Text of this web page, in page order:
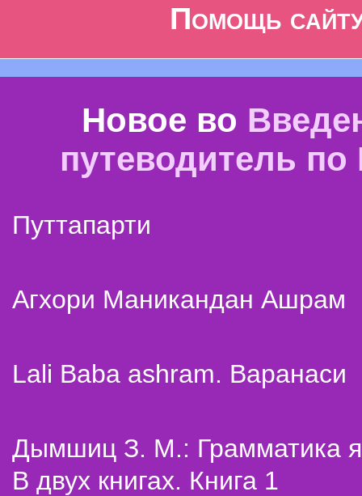
Помощь
Новое во
путеводитель
Путтапарти
Агхори Маникандан Ашрам
Lali Baba ashram. Варанаси
Дымшиц З. М.: Грамматика
В двух книгах. Книга 1